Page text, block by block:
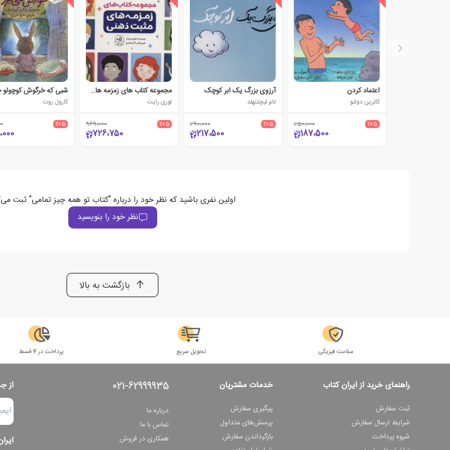
اعتماد کردن
کاترین دولتو
٪25 250،000
187،500
آرزوی بزرگ یک ابر کوچک
تام لیچتنهلد
٪25 290،000
217،500
مجموعه کتاب های زمزمه های مثبت ذهنی
لوری رایت
٪25 969،000
726،750
کارول روت
٪25
اولین نفری باشید که نظر خود را درباره "کتاب تو همه چیز تمامی" ثبت
نظر خود را بنویسید
بازگشت به بالا
سلامت فیزیکی تحویل سریع پرداخت در 4 قسط
راهنمای خرید از ایران کتاب
ثبت سفارش
شرایط ارسال سفارش
شیوه پرداخت
خدمات مشتریان
پیگیری سفارش
پرسش‌های متداول
بازگرداندن سفارش
021-62999935
درباره ما
تماس با ما
همکاری در فروش
از